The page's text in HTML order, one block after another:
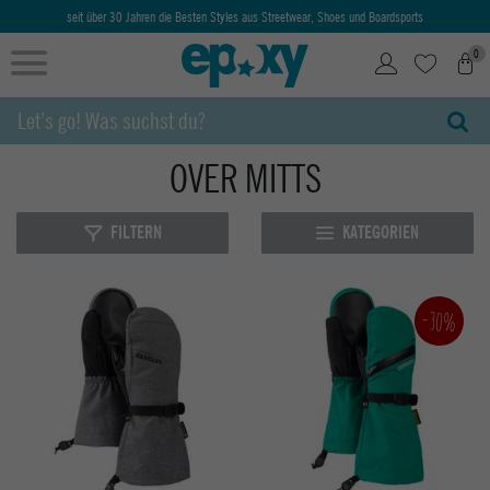
seit über 30 Jahren die Besten Styles aus Streetwear, Shoes und Boardsports
0
OVER MITTS
FILTERN KATEGORIEN
-30%